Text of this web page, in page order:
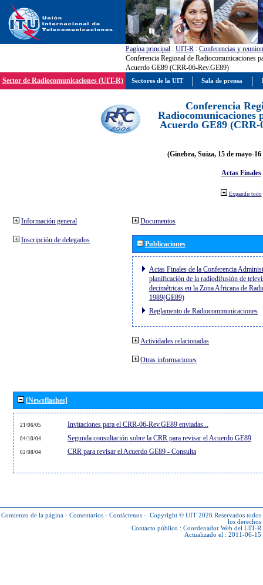
Pagína principal : UIT-R : Conferencias y
Conferencia Regional de Radiocomunicaciones
Acuerdo GE89 (CRR-06-Rev.GE89)
Sector de Radiocomunicaciones (UIT-R)
Conferencia
Radiocomunicaciones
Acuerdo GE89 (CRR-
(Ginebra, Suiza, 15 de mayo-
Actas Finales
Expandir todo
Información general
Inscripción de delegados
Documentos
Publicaciones
Actas Finales de la Conferencia
planificación de la radiodifusión de
decimétricas en la Zona Africana de
1989(GE89)
Reglamento de Radiocommunicaciones
Actividades relacionadas
Otras informaciones
[Newsflashes]
21/06/05 Invitaciones para el CRR-06-Rev.GE89 enviadas...
04/10/04 Segunda consultación sobre la CRR para revisar el Acuerdo GE89
02/08/04 CRR para revisar el Acuerdo GE89 - Consulta
Comienzo de la página - Comentarios - Contáctenos - Copyright © UIT 2026 Reservados todos
los derechos
Contacto público : Coordenador Web del UIT-R
Actualizado el : 2011-06-15
Sectores de la UIT Sala de prensa